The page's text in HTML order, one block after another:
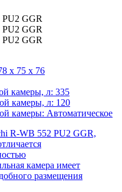
х 75 х 76
камеры, л: 335
камеры, л: 120
камеры: Автоматическое
R-WB 552 PU2 GGR,
камера имеет
размещения